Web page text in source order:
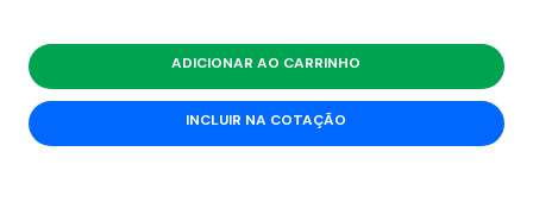
ADICIONAR AO CARRINHO
INCLUIR NA COTAÇÃO